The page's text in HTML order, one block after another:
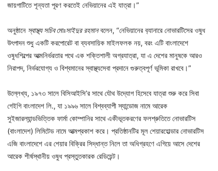
জায়গাটিতে শূন্যতা পূরণ করতেই নেভিয়ানের এই যাত্রা।”
অনুষ্ঠানে স্বাস্থ্য সচিবমোঃসাইদুর রহমানবলেন, “নেভিয়ানের ব‍্যানারে নোভারটিসের ওষুধ
উৎপাদন শুধু একটি করপোরেট বা ব্যবসায়িক মাইলফলক নয়, বরং এটি বাংলাদেশে
ওষুধশিল্পের আত্মনির্ভরতার পথে এক শক্তিশালী অগ্রযাত্রা, যা এ দেশের মানুষকে আরও
নিরাপদ, নির্ভরযোগ্য ও বিশ্বমানের স্বাস্থ্যসেবা প্রদানে গুরুত্বপূর্ণ ভূমিকা রাখবে।”
উল্লেখ্য, ১৯৭৩ সালে বিসিআইসি’র সাথে যৌথ উদ্যোগ হিসেবে যাত্রা শুরু করে সিবা
গেইগি বাংলাদেশ লি., যা ১৯৯৬ সালে বিশ্বব্যাপী স্যান্ডোজ নামে আরেক
সুইজারল্যান্ডভিত্তিক ফার্মা কোম্পানির সাথে একীভূতকরণের ফলশ্রুতিতে নোভারটিস
(বাংলাদেশ) লিমিটেড নামে আত্মপ্রকাশ করে। প্রতিষ্ঠানটির মূল শেয়ারহোল্ডার নোভারটিস
এজি বাংলাদেশে এর শেয়ার বিক্রির সিদ্ধান্ত নিলে তা অধিগ্রহণে এগিয়ে আসে দেশের
আরেক শীর্ষস্থানীয় ওষুধ প্রস্তুতকারক রেডিয়েন্ট।